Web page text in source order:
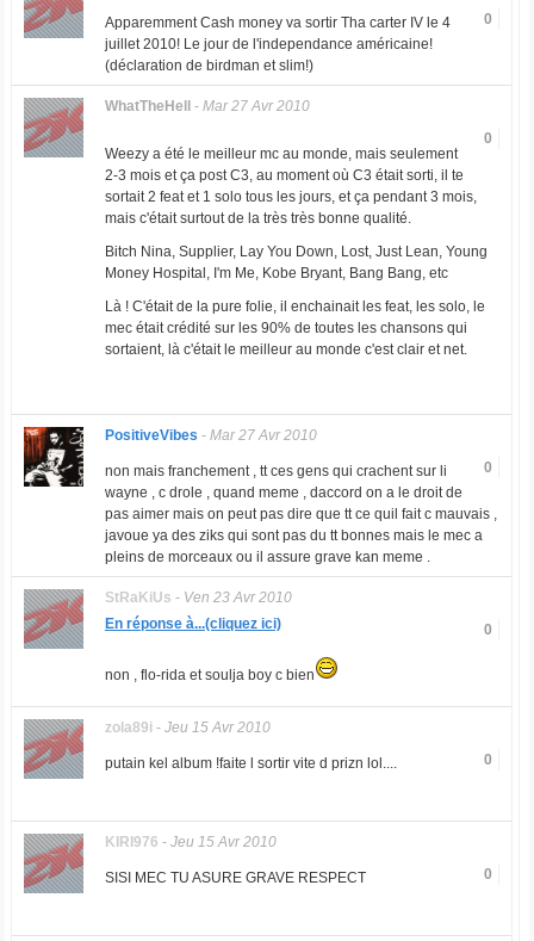
0
Apparemment Cash money va sortir Tha carter IV le 4
juillet 2010! Le jour de l'independance américaine!
(déclaration de birdman et slim!)
WhatTheHell - Mar 27 Avr 2010
0
Weezy a été le meilleur mc au monde, mais seulement
2-3 mois et ça post C3, au moment où C3 était sorti, il te
sortait 2 feat et 1 solo tous les jours, et ça pendant 3 mois,
mais c'était surtout de la très très bonne qualité.
Bitch Nina, Supplier, Lay You Down, Lost, Just Lean, Young
Money Hospital, I'm Me, Kobe Bryant, Bang Bang, etc
Là ! C'était de la pure folie, il enchainait les feat, les solo, le
mec était crédité sur les 90% de toutes les chansons qui
sortaient, là c'était le meilleur au monde c'est clair et net.
PositiveVibes - Mar 27 Avr 2010
0
non mais franchement , tt ces gens qui crachent sur li
wayne , c drole , quand meme , daccord on a le droit de
pas aimer mais on peut pas dire que tt ce quil fait c mauvais ,
javoue ya des ziks qui sont pas du tt bonnes mais le mec a
pleins de morceaux ou il assure grave kan meme .
StRaKiUs - Ven 23 Avr 2010
0
En réponse à...(cliquez ici)
non , flo-rida et soulja boy c bien
zola89i - Jeu 15 Avr 2010
0
putain kel album !faite l sortir vite d prizn lol....
KIRI976 - Jeu 15 Avr 2010
0
SISI MEC TU ASURE GRAVE RESPECT